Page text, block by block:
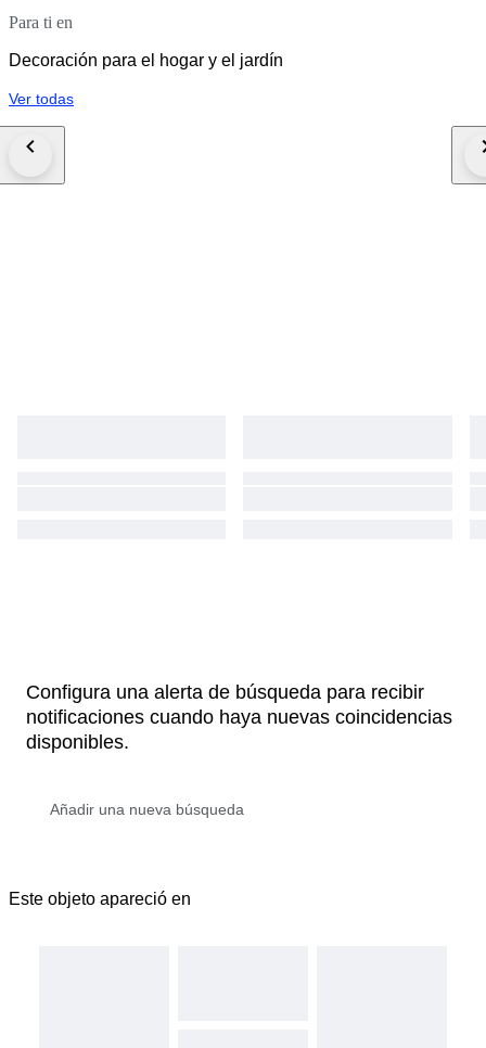
Para ti en
Decoración para el hogar y el jardín
Ver todas
Configura una alerta de búsqueda para recibir
notificaciones cuando haya nuevas coincidencias
disponibles.
Este objeto apareció en